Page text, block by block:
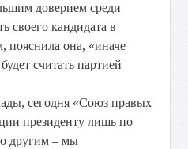
доверием среди
своего кандидата в
она, «иначе
считать партией
сегодня «Союз правых
президенту лишь по
другим – мы